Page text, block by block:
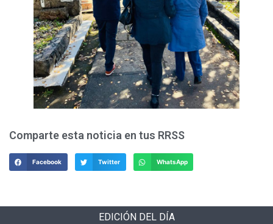
Comparte esta noticia en tus RRSS
Facebook Twitter WhatsApp
EDICIÓN DEL DÍA